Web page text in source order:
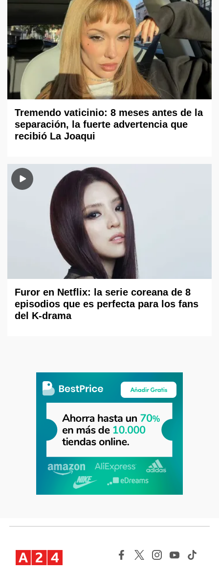
Tremendo vaticinio: 8 meses antes de la
separación, la fuerte advertencia que
recibió La Joaqui
Furor en Netflix: la serie coreana de 8
episodios que es perfecta para los fans
del K-drama